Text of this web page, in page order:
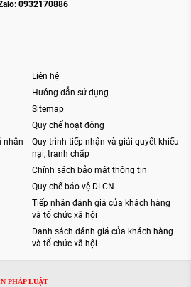
0932170886
nhân
Liên hệ
Hướng dẫn sử dụng
Sitemap
Quy chế hoạt động
Quy trình tiếp nhận và giải quyết khiếu
nại, tranh chấp
Chính sách bảo mật thông tin
Quy chế bảo vệ DLCN
Tiếp nhận đánh giá của khách hàng
và tổ chức xã hội
Danh sách đánh giá của khách hàng
và tổ chức xã hội
PHÁP LUẬT